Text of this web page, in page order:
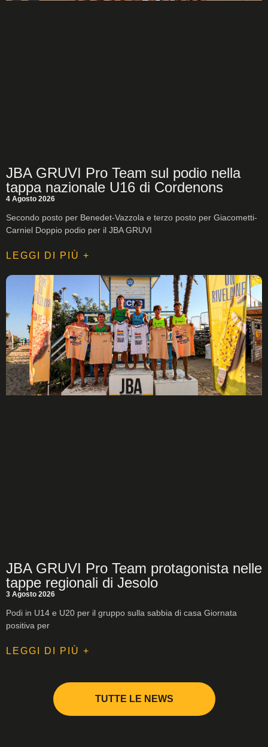
JBA GRUVI Pro Team sul podio nella
tappa nazionale U16 di Cordenons
4 Agosto 2026
Secondo posto per Benedet-Vazzola e terzo posto per Giacometti-
Carniel Doppio podio per il JBA GRUVI
LEGGI DI PIÙ +
JBA GRUVI Pro Team protagonista nelle
tappe regionali di Jesolo
3 Agosto 2026
Podi in U14 e U20 per il gruppo sulla sabbia di casa Giornata
positiva per
LEGGI DI PIÙ +
TUTTE LE NEWS